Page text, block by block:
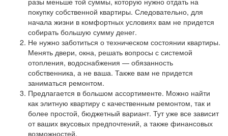
покупку собственной квартиры. Следовательно, для
начала жизни в комфортных условиях вам не придется
собирать большую сумму денег.
Не нужно заботиться о техническом состоянии квартиры.
Менять двери, окна, решать вопросы с системой
отопления, водоснабжения — обязанность
собственника, а не ваша. Также вам не придется
заниматься ремонтом.
Предлагается в большом ассортименте. Можно найти
как элитную квартиру с качественным ремонтом, так и
более простой, бюджетный вариант. Тут уже все зависит
от ваших вкусовых предпочтений, а также финансовых
возможностей.